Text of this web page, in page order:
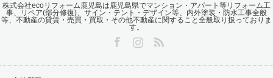
株式会社ecoリフォーム鹿児島は鹿児島県でマンション・アパート等リフォーム工
事、リペア(部分修復)、サイン・テント・デザイン等、内外塗装・防水工事全般
等、不動産の貸賃・売買・買取・その他不動産に関すること全般取り扱っておりま
す。